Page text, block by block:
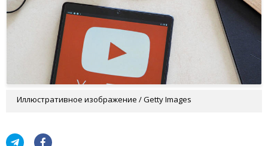
Иллюстративное изображение / Getty Images